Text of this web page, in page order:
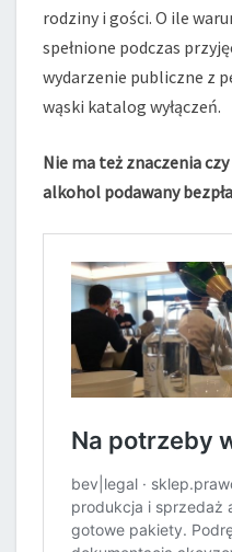
rodziny i gości. O ile
spełnione podczas
wydarzenie publiczne z
wąski katalog wyłączeń.
Nie ma też znaczenia
alkohol podawany